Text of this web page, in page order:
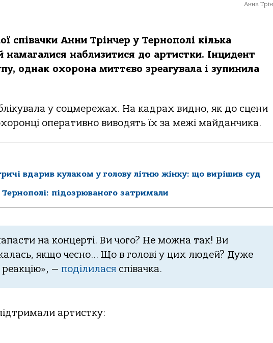
Анна
співачки Анни Трінчер у Тернополі кілька
намагалися наблизитися до артистки. Інцидент
однак охорона миттєво зреагувала і зупинила
у соцмережах. На кадрах видно, як до сцени
оперативно виводять їх за межі майданчика.
вдарив кулаком у голову літню жінку: що вирішив суд
підозрюваного затримали
на концерті. Ви чого? Не можна так! Ви
якщо чесно… Що в голові у цих людей? Дуже
— поділилася співачка.
артистку: